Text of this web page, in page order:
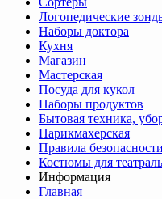
Логопедические
Наборы доктора
Кухня
Магазин
Мастерская
Посуда для кукол
Наборы продуктов
Бытовая техника,
Парикмахерская
Правила
Костюмы для
Информация
Главная